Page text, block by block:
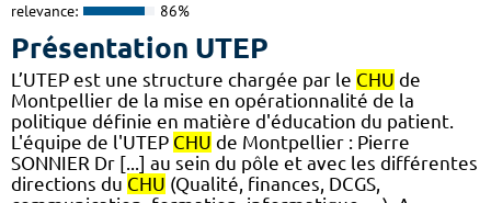
relevance: 86%
Présentation UTEP
L’UTEP est une structure chargée par le CHU de
Montpellier de la mise en opérationnalité de la
politique définie en matière d'éducation du patient.
L'équipe de l'UTEP CHU de Montpellier : Pierre
SONNIER Dr [...] au sein du pôle et avec les différentes
directions du CHU (Qualité, finances, DCGS,